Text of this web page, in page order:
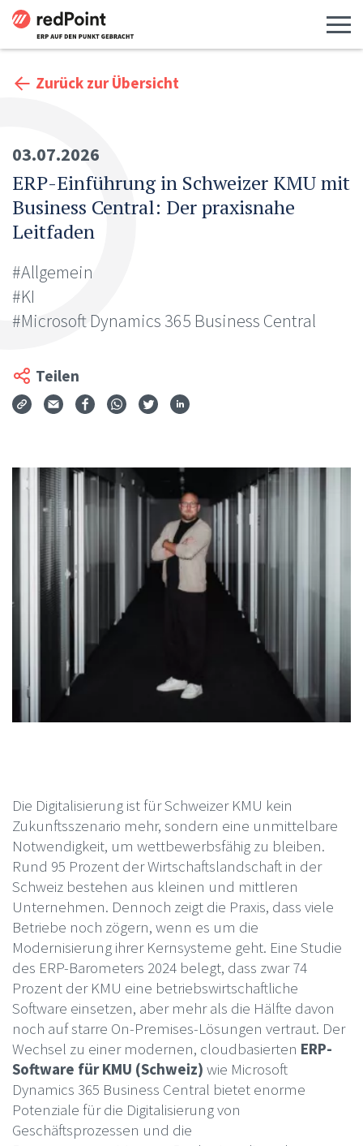
Zurück zur Übersicht
03.07.2026
ERP-Einführung in Schweizer KMU mit
Business Central: Der praxisnahe
Leitfaden
#Allgemein
#KI
#Microsoft Dynamics 365 Business Central
Teilen
Via Mail teilen
Auf Facebook teilen
Auf WhatsApp teilen
Auf Twitter teilen
Auf LinkedIn teilen
Die Digitalisierung ist für Schweizer KMU kein
Zukunftsszenario mehr, sondern eine unmittelbare
Notwendigkeit, um wettbewerbsfähig zu bleiben.
Rund 95 Prozent der Wirtschaftslandschaft in der
Schweiz bestehen aus kleinen und mittleren
Unternehmen. Dennoch zeigt die Praxis, dass viele
Betriebe noch zögern, wenn es um die
Modernisierung ihrer Kernsysteme geht. Eine Studie
des ERP-Barometers 2024 belegt, dass zwar 74
Prozent der KMU eine betriebswirtschaftliche
Software einsetzen, aber mehr als die Hälfte davon
noch auf starre On-Premises-Lösungen vertraut. Der
Wechsel zu einer modernen, cloudbasierten ERP-
Software für KMU (Schweiz) wie Microsoft
Dynamics 365 Business Central bietet enorme
Potenziale für die Digitalisierung von
Geschäftsprozessen und die